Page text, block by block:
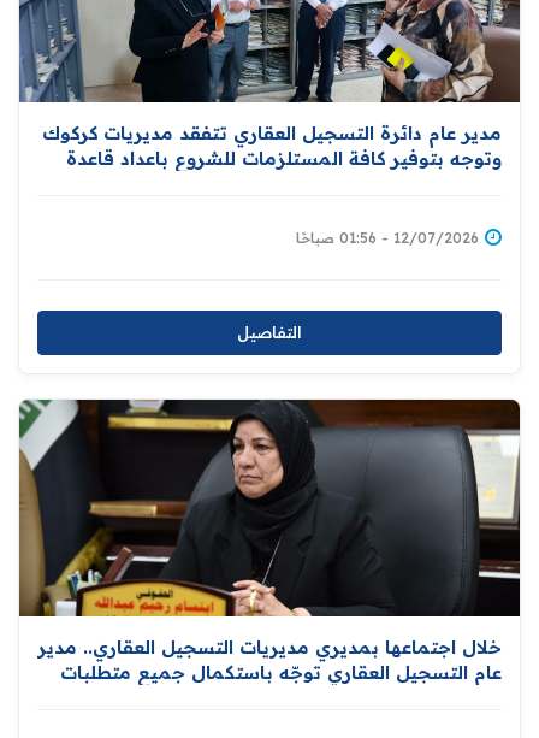
مدير عام دائرة التسجيل العقاري تتفقد مديريات كركوك
وتوجه بتوفير كافة المستلزمات للشروع باعداد قاعدة
12/07/2026 - 01:56 صباحًا
التفاصيل
خلال اجتماعها بمديري مديريات التسجيل العقاري.. مدير
عام التسجيل العقاري توجّه باستكمال جميع متطلبات